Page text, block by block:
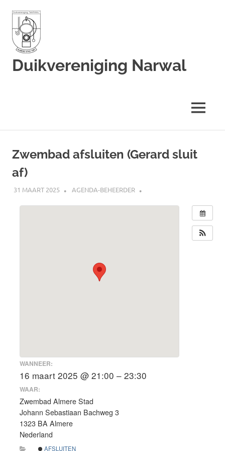
inhoud
Duikvereniging Narwal
MENU
Zwembad afsluiten (Gerard sluit
af)
31 MAART 2025 AGENDA-BEHEERDER
WANNEER:
16 maart 2025 @ 21:00 – 23:30
WAAR:
Zwembad Almere Stad
Johann Sebastiaan Bachweg 3
1323 BA Almere
Nederland
AFSLUITEN